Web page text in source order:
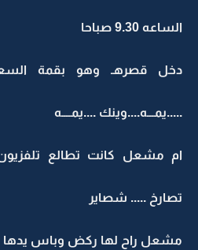
الساعه 9.30 صباحا
دخل قصرهـ وهو بقمة
.....يمـــه....وينك ....يمــــه
ام مشعل كانت تطالع
تصارخ ..... شصاير
مشعل راح لها ركض وباس يدها